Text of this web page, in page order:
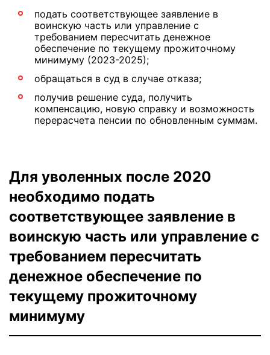
подать соответствующее заявление в
воинскую часть или управление с
требованием пересчитать денежное
обеспечение по текущему прожиточному
минимуму (2023-2025);
обращаться в суд в случае отказа;
получив решение суда, получить
компенсацию, новую справку и возможность
перерасчета пенсии по обновленным суммам.
Для уволенных после 2020
необходимо подать
соответствующее заявление в
воинскую часть или управление с
требованием пересчитать
денежное обеспечение по
текущему прожиточному
минимуму